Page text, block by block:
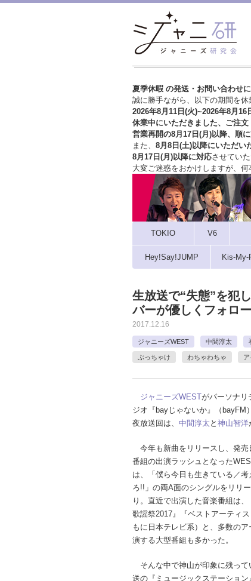
夏季休暇 の発送・お問い合わせ
誠に勝手ながら、以下の期間を休
2026年8月11日(火)~2026年8月16
休業中にいただきました、ご注文
営業再開の8月17日(月)以降、順
また、 8月8日(土)以降にいただい
8月17日(月)以降に対応させてい
大変ご迷惑をおかけしますが、 何
TOKIO V6
Hey!Say!JUMP Kis-My-
生放送で“失態”を犯
バーが優しくフォロー
2017.12.16
ジャニーズWEST 中間淳太
ぶっちゃけ わちゃわちゃ
ジャニーズWESTがパーソナリ
ジオ『bayじゃないか』（bayFM
夜放送回は、 中間淳太 と 神山智洋
今年も新曲をリリースし、発売
番組の出演ラッシュとなった
は、「僕ら今日も生きている／考
ろ!!」の両A面のシングルをリリ
り。直近で出演した音楽番組は、
歌謡祭2017』『ベストアーティス
もに日本テレビ系）と、多数のア
演する大型番組も多かった。
そんな中で神山が印象に残って
送の『ミュージックステーション